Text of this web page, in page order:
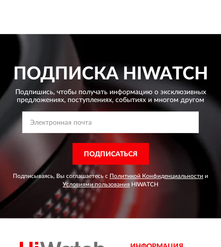
ПОДПИСКАHIWATCH
Подпишись, чтобы получать информацию о эксклюзивных
предложениях, поступлениях, событиях и многом другом
ПОДПИСАТЬСЯ
Подписываясь, Вы соглашаетесь с Политикой Конфиденциальности и
Условиями пользования HIWATCH